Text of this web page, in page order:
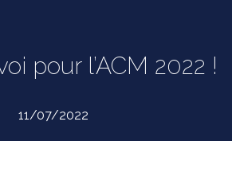
pour l’ACM 2022 !
11/07/2022